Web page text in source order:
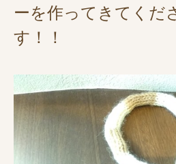
ーを作ってきてくだ
す！！